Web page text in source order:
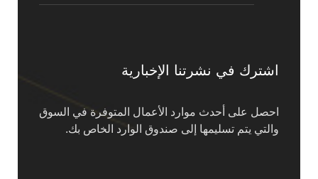
اشترك في نشرتنا الإخبارية
احصل على أحدث موارد الأعمال المتوفرة في السوق
والتي يتم تسليمها إلى صندوق الوارد الخاص بك.